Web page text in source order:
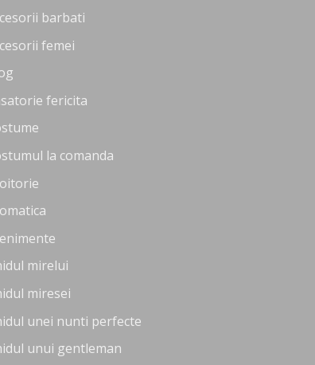
barbati
femei
fericita
la comanda
mirelui
miresei
unei nunti perfecte
unui gentleman